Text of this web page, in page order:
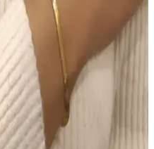
ve Uygulama
Görünüm Sağlama
teknikleri, doğal ve kalıcı
Tonlu nemlendiriciden suya
işlevleri ve kullanımı
75 ml 2'li Fırsat Seti –